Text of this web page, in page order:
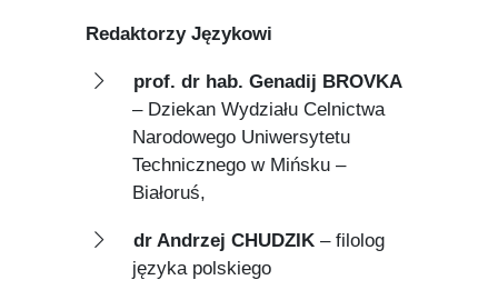
Redaktorzy Językowi
prof. dr hab. Genadij BROVKA
– Dziekan Wydziału Celnictwa
Narodowego Uniwersytetu
Technicznego w Mińsku –
Białoruś,
dr Andrzej CHUDZIK– filolog
języka polskiego